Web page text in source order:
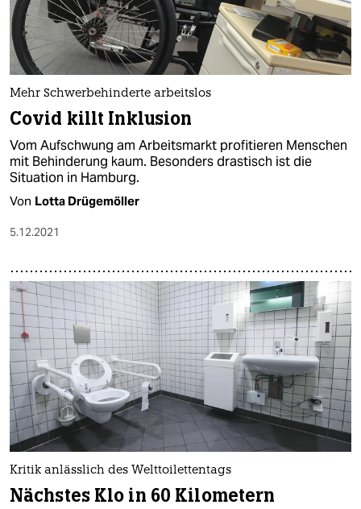
Mehr Schwerbehinderte arbeitslos
Covid killt Inklusion
Vom Aufschwung am Arbeitsmarkt profitieren Menschen
mit Behinderung kaum. Besonders drastisch ist die
Situation in Hamburg.
Von Lotta Drügemöller
5.12.2021
Kritik anlässlich des Welttoilettentags
Nächstes Klo in 60 Kilometern